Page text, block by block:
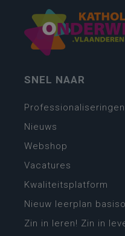
SNEL NAAR
Professionaliseringen
Nieuws
Webshop
Vacatures
Kwaliteitsplatform
Nieuw leerplan
Zin in leren! Zin in